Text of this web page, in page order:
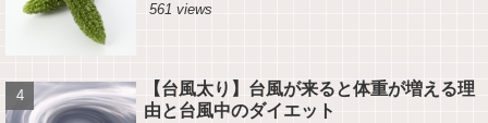
561 views
【台風太り】台風が来ると体重が増える理
由と台風中のダイエット